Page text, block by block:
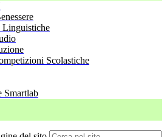
Scolastiche
Smartlab